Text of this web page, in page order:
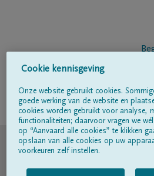
Volg ons op
© DELA
Cookie kennisgeving
Onze website gebruikt cookies.
goede werking van de website en
cookies worden gebruikt voor analyse,
functionaliteiten; daarvoor vragen we
op “Aanvaard alle cookies” te klikken
opslaan van alle cookies op uw
voorkeuren zelf instellen.